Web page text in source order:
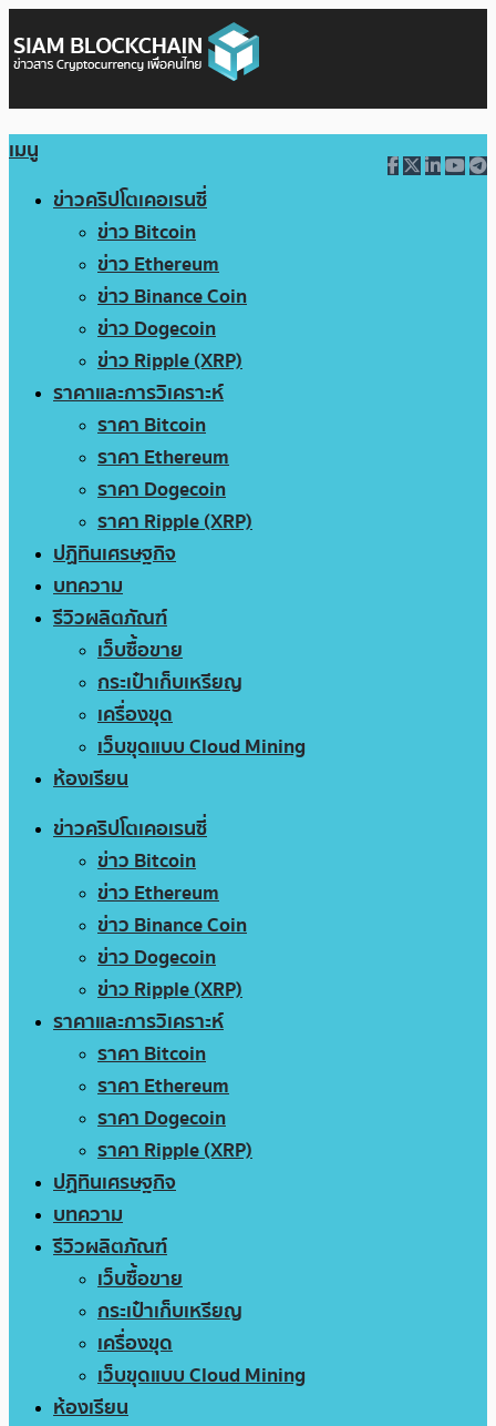
เมนู
ข่าวคริปโตเคอเรนซี่
ข่าว Bitcoin
ข่าว Ethereum
ข่าว Binance Coin
ข่าว Dogecoin
ข่าว Ripple (XRP)
ราคาและการวิเคราะห์
ราคา Bitcoin
ราคา Ethereum
ราคา Dogecoin
ราคา Ripple (XRP)
ปฏิทินเศรษฐกิจ
บทความ
รีวิวผลิตภัณฑ์
เว็บซื้อขาย
กระเป๋าเก็บเหรียญ
เครื่องขุด
เว็บขุดแบบ Cloud Mining
ห้องเรียน
ข่าวคริปโตเคอเรนซี่
ข่าว Bitcoin
ข่าว Ethereum
ข่าว Binance Coin
ข่าว Dogecoin
ข่าว Ripple (XRP)
ราคาและการวิเคราะห์
ราคา Bitcoin
ราคา Ethereum
ราคา Dogecoin
ราคา Ripple (XRP)
ปฏิทินเศรษฐกิจ
บทความ
รีวิวผลิตภัณฑ์
เว็บซื้อขาย
กระเป๋าเก็บเหรียญ
เครื่องขุด
เว็บขุดแบบ Cloud Mining
ห้องเรียน